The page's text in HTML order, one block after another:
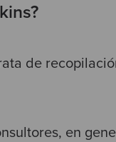
de
en